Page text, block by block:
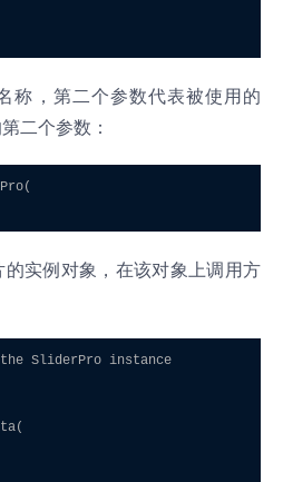
称，第二个参数代表被使用的
二个参数：
实例对象，在该对象上调用方
SliderPro instance